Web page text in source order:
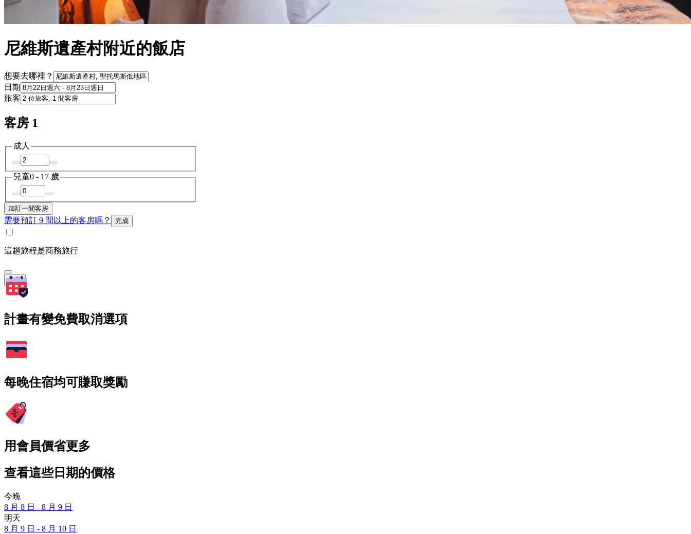
尼維斯遺產村附近的飯店
想要去哪裡？
日期
旅客
客房 1
成人
兒童0 - 17 歲
加訂一間客房
需要預訂 9 間以上的客房嗎？ 完成
這趟旅程是商務旅行
搜尋
計畫有變免費取消選項
每晚住宿均可賺取獎勵
用會員價省更多
查看這些日期的價格
今晚
8 月 8 日 - 8 月 9 日
明天
8 月 9 日 - 8 月 10 日